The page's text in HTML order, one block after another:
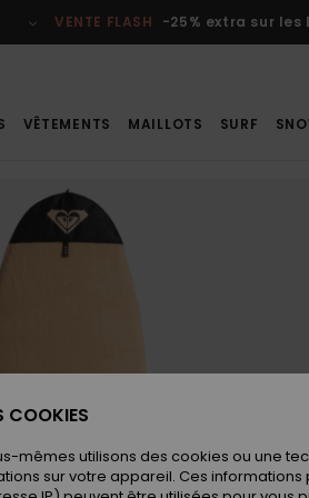
VENTE FLASH -25% extra sur les
VÊTEMENTS MAILLOTS SURF
COOKIES
mêmes utilisons des cookies ou une
sur votre appareil. Ces